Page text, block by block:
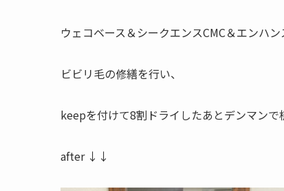
ウェコベース＆シークエンスCMC＆エンハ
ビビリ毛の修繕を行い、
keepを付けて8割ドライしたあとデンマンで
after ↓↓